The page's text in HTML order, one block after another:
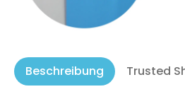
Beschreibung Trusted